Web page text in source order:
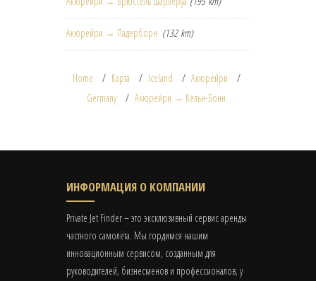
Акюрейри → Падерборн (132 km)
Home Карта Iceland
Акюрейри
Germany
Акюрейри → Кёльн-Бонн
ИНФОРМАЦИЯ О КОМПАНИИ
Private Jet Finder – это эксклюзивный сервис аренды
частного самолёта. Мы гордимся нашим
инновационным сервисом, созданным для
руководителей, бизнесменов и профессионалов, у